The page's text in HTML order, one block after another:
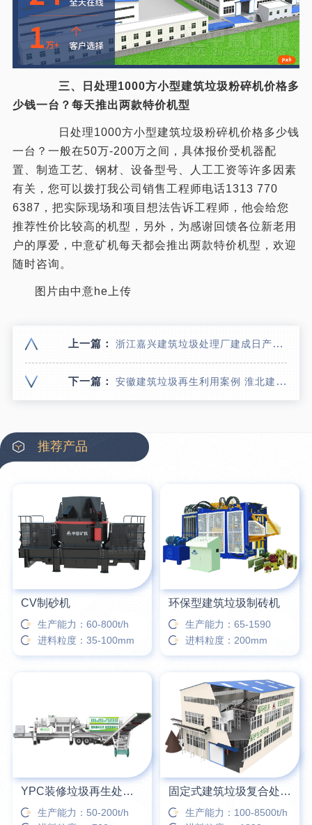
三、日处理1000方小型建筑垃圾粉碎机价格多
少钱一台？每天推出两款特价机型
日处理1000方小型建筑垃圾粉碎机价格多少钱
一台？一般在50万-200万之间，具体报价受机器配
置、制造工艺、钢材、设备型号、人工工资等许多因素
有关，您可以拨打我公司销售工程师电话1313 770
6387，把实际现场和项目想法告诉工程师，他会给您
推荐性价比较高的机型，另外，为感谢回馈各位新老用
户的厚爱，中意矿机每天都会推出两款特价机型，欢迎
随时咨询。
图片由中意he上传
上一篇： 浙江嘉兴建筑垃圾处理厂建成日产1500吨建筑垃圾破碎制砖生产线案例
下一篇： 安徽建筑垃圾再生利用案例 淮北建筑垃圾移动破碎站价格
推荐产品
CV制砂机
生产能力：60-800t/h
进料粒度：35-100mm
环保型建筑垃圾制砖机
生产能力：65-1590
进料粒度：200mm
YPC装修垃圾再生处理设备
生产能力：50-200t/h
固定式建筑垃圾复合处理站
生产能力：100-8500t/h